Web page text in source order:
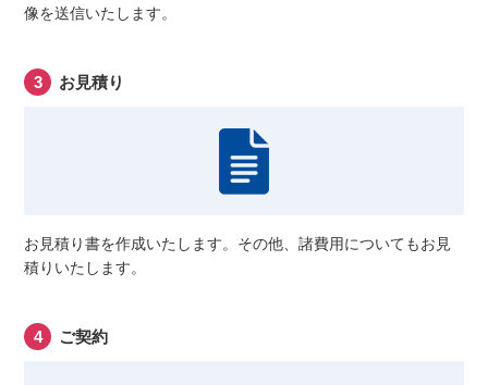
像を送信いたします。
お見積り
お見積り書を作成いたします。その他、諸費用についてもお見
積りいたします。
ご契約